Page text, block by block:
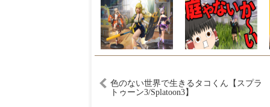
色のない世界で生きるタコくん【スプラ
トゥーン3/Splatoon3】